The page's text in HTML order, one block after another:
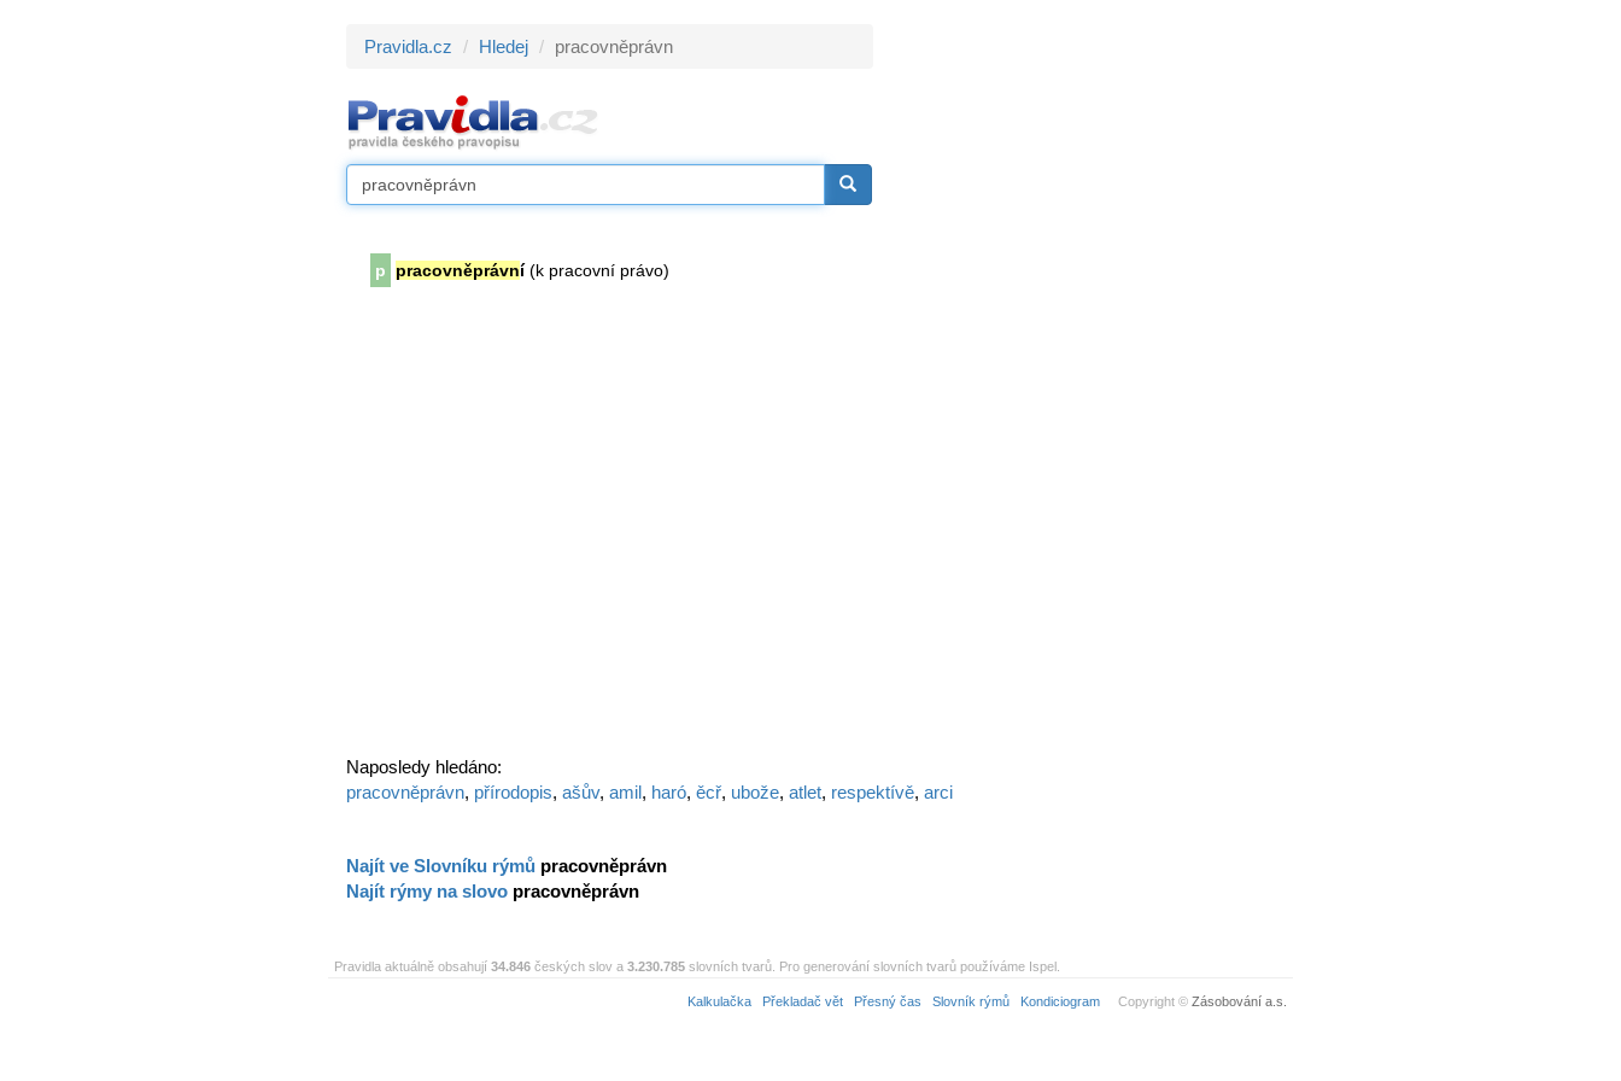
Pravidla.cz Hledej pracovněprávn
p pracovněprávní(k pracovní právo)
Naposledy hledáno:
pracovněprávn, přírodopis, ašův, amil, haró, ěcř, ubože, atlet, respektívě, arci
Najít ve Slovníku rýmů pracovněprávn
Najít rýmy na slovo pracovněprávn
Pravidla aktuálně obsahují 34.846 českých slov a 3.230.785 slovních tvarů. Pro generování slovních tvarů používáme Ispel.
Kalkulačka Překladač vět Přesný čas Slovník rýmů Kondiciogram Copyright © Zásobování a.s.